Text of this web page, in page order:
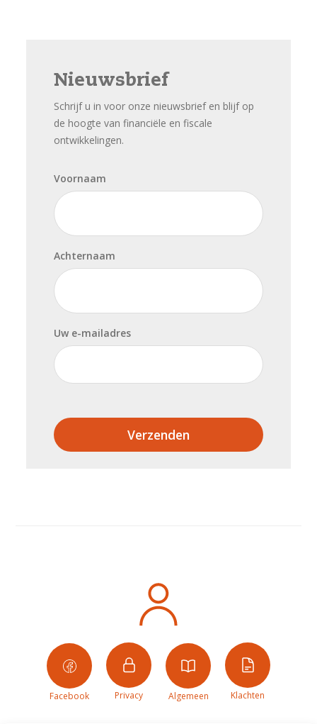
Nieuwsbrief
Schrijf u in voor onze nieuwsbrief en blijf op
de hoogte van financiële en fiscale
ontwikkelingen.
Voornaam
Achternaam
Uw e-mailadres
Verzenden
Facebook Privacy Algemeen Klachten